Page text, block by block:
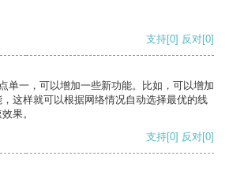
支持[0] 反对[0]
单一，可以增加一些新功能。比如，可以增加
这样就可以根据网络情况自动选择最优的线
果。
支持[0] 反对[0]